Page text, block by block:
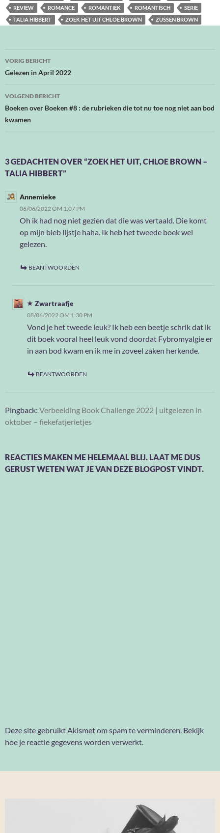
REVIEW ROMANCE ROMANTIEK ROMANTISCH
SERIE
TALIA HIBBERT
ZOEK HET UIT CHLOE BROWN ZUSSEN BROWN
Bericht
navigatie
VORIG BERICHT
Gelezen in April 2022
VOLGEND BERICHT
Boeken over Boeken #8 : de rubrieken die tot nu toe nog niet aan bod
kwamen
3 GEDACHTEN OVER “ZOEK HET UIT, CHLOE BROWN –
TALIA HIBBERT”
Annemieke
06/06/2022 OM 1:07 PM
Oh ik had nog niet gezien dat die was vertaald. Die komt
op mijn bieb lijstje haha. Ik heb het tweede boek wel
gelezen.
BEANTWOORDEN
Zwartraafje
08/06/2022 OM 1:30 PM
Vond je het tweede leuk? Ik heb een beetje schrik dat ik
dit boek vooral heel leuk vond doordat Fybromyalgie er
in aan bod kwam en ik me in zoveel zaken herkende.
BEANTWOORDEN
Pingback: Verbeelding Book Challenge 2022 | uitgelezen in
oktober – fiekefatjerietjes
REACTIES MAKEN ME HELEMAAL BLIJ. LAAT ME DUS
GERUST WETEN WAT JE VAN DEZE BLOGPOST VINDT.
Deze site gebruikt Akismet om spam te verminderen. Bekijk
hoe je reactie gegevens worden verwerkt